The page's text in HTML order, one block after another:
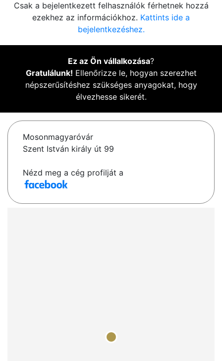
Csak a bejelentkezett felhasználók férhetnek hozzá
ezekhez az információkhoz. Kattints ide a
bejelentkezéshez.
Ez az Ön vállalkozása?
Gratulálunk! Ellenőrizze le, hogyan szerezhet
népszerűsítéshez szükséges anyagokat, hogy
élvezhesse sikerét.
Mosonmagyaróvár
Szent István király út 99
Nézd meg a cég profilját a